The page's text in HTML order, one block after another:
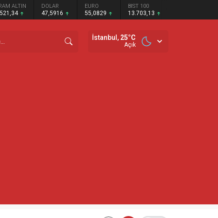
ALTIN DOLAR
47,5916
EURO
55,0829
BIST 100
13.703,13
İstanbul, 25°C
Açık